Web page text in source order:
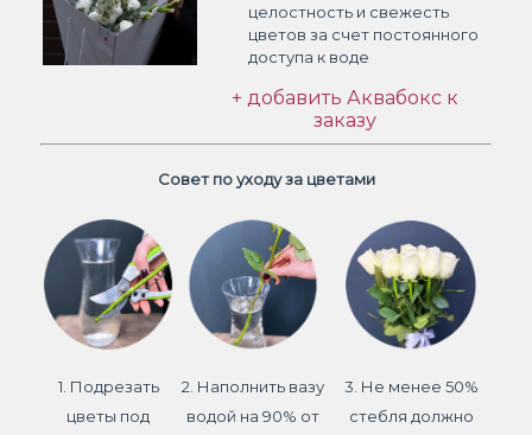
целостность и свежесть
цветов за счет постоянного
доступа к воде
+ добавить Аквабокс к
заказу
Совет по уходу за цветами
1. Подрезать
цветы под
2. Наполнить вазу
водой на 90% от
3. Не менее 50%
стебля должно